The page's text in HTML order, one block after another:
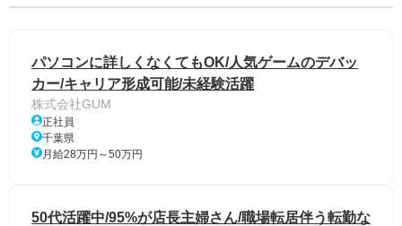
パソコンに詳しくなくてもOK/人気ゲームのデバッ
カー/キャリア形成可能/未経験活躍
株式会社GUM
正社員
千葉県
月給28万円～50万円
50代活躍中/95%が店長主婦さん/職場転居伴う転勤な